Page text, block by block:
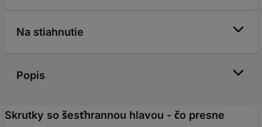
Na stiahnutie
Popis
Skrutky so šesťhrannou hlavou - čo presne